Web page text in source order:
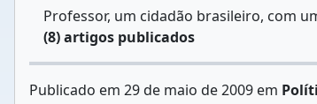
Professor, um cidadão brasileiro, com
(8) artigos publicados
Publicado em 29 de maio de 2009 em